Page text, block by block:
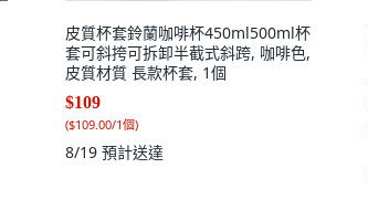
皮質杯套鈴蘭咖啡杯450ml500ml杯
套可斜挎可拆卸半截式斜跨, 咖啡色,
皮質材質 長款杯套, 1個
$109
($109.00/1個)
8/19 預計送達